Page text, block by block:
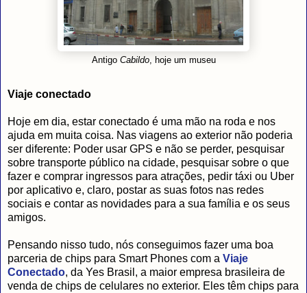
Antigo Cabildo, hoje um museu
Viaje conectado
Hoje em dia, estar conectado é uma mão na roda e nos
ajuda em muita coisa. Nas viagens ao exterior não poderia
ser diferente: Poder usar GPS e não se perder, pesquisar
sobre transporte público na cidade, pesquisar sobre o que
fazer e comprar ingressos para atrações, pedir táxi ou Uber
por aplicativo e, claro, postar as suas fotos nas redes
sociais e contar as novidades para a sua família e os seus
amigos.
Pensando nisso tudo, nós conseguimos fazer uma boa
parceria de chips para Smart Phones com a Viaje
Conectado, da Yes Brasil, a maior empresa brasileira de
venda de chips de celulares no exterior. Eles têm chips para